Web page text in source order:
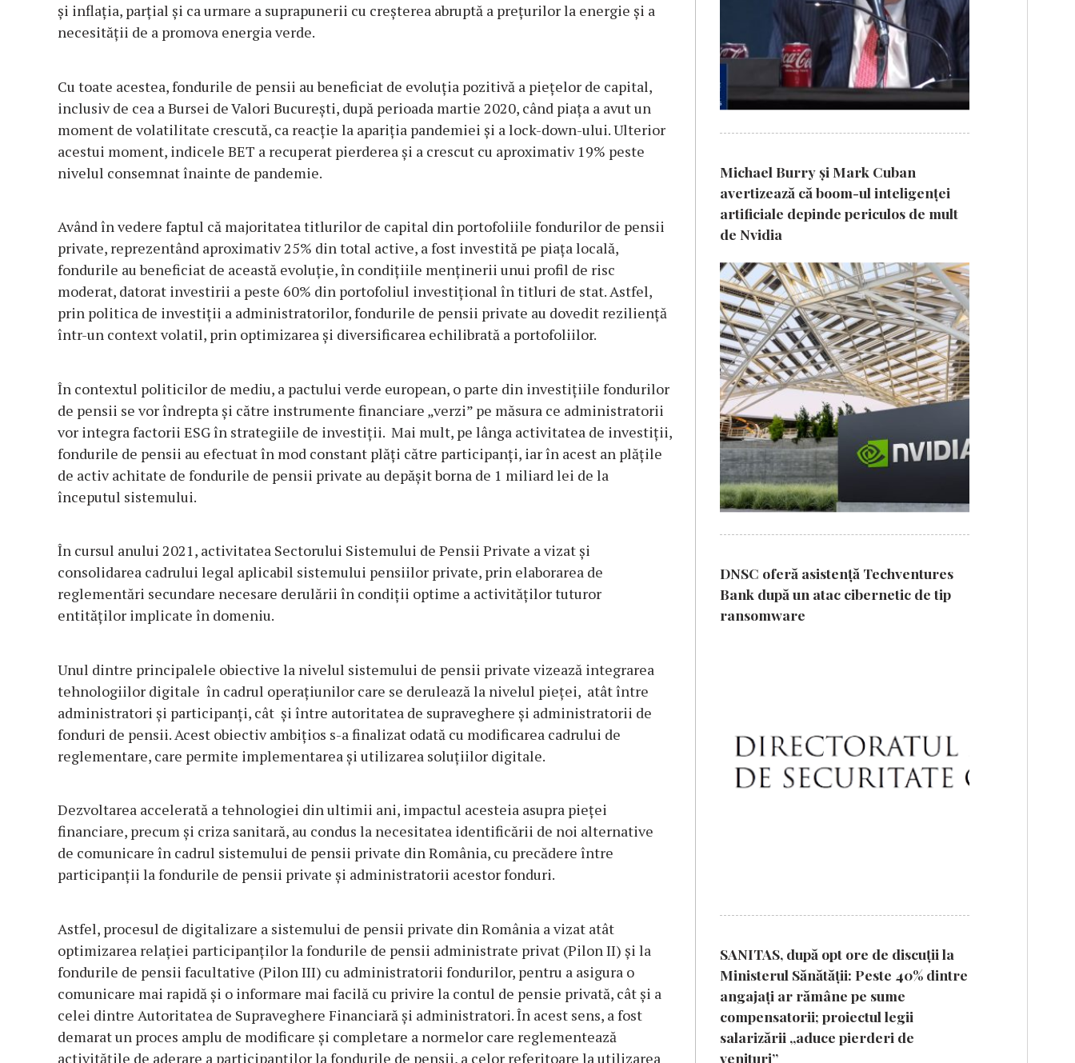
şi inflaţia, parţial şi ca urmare a suprapunerii cu creşterea abruptă a preţurilor la energie şi a
necesităţii de a promova energia verde.
Cu toate acestea, fondurile de pensii au beneficiat de evoluţia pozitivă a pieţelor de capital,
inclusiv de cea a Bursei de Valori Bucureşti, după perioada martie 2020, când piaţa a avut un
moment de volatilitate crescută, ca reacţie la apariţia pandemiei şi a lock-down-ului. Ulterior
acestui moment, indicele BET a recuperat pierderea şi a crescut cu aproximativ 19% peste
nivelul consemnat înainte de pandemie.
Având în vedere faptul că majoritatea titlurilor de capital din portofoliile fondurilor de pensii
private, reprezentând aproximativ 25% din total active, a fost investită pe piaţa locală,
fondurile au beneficiat de această evoluţie, în condiţiile menţinerii unui profil de risc
moderat, datorat investirii a peste 60% din portofoliul investiţional în titluri de stat. Astfel,
prin politica de investiţii a administratorilor, fondurile de pensii private au dovedit rezilienţă
într-un context volatil, prin optimizarea şi diversificarea echilibrată a portofoliilor.
În contextul politicilor de mediu, a pactului verde european, o parte din investiţiile fondurilor
de pensii se vor îndrepta şi către instrumente financiare „verzi” pe măsura ce administratorii
vor integra factorii ESG în strategiile de investiţii. Mai mult, pe lânga activitatea de investiţii,
fondurile de pensii au efectuat în mod constant plăţi către participanţi, iar în acest an plăţile
de activ achitate de fondurile de pensii private au depăşit borna de 1 miliard lei de la
începutul sistemului.
În cursul anului 2021, activitatea Sectorului Sistemului de Pensii Private a vizat şi
consolidarea cadrului legal aplicabil sistemului pensiilor private, prin elaborarea de
reglementări secundare necesare derulării în condiţii optime a activităţilor tuturor
entităţilor implicate în domeniu.
Unul dintre principalele obiective la nivelul sistemului de pensii private vizează integrarea
tehnologiilor digitale în cadrul operaţiunilor care se derulează la nivelul pieţei, atât între
administratori şi participanţi, cât şi între autoritatea de supraveghere şi administratorii de
fonduri de pensii. Acest obiectiv ambiţios s-a finalizat odată cu modificarea cadrului de
reglementare, care permite implementarea şi utilizarea soluţiilor digitale.
Dezvoltarea accelerată a tehnologiei din ultimii ani, impactul acesteia asupra pieţei
financiare, precum şi criza sanitară, au condus la necesitatea identificării de noi alternative
de comunicare în cadrul sistemului de pensii private din România, cu precădere între
participanţii la fondurile de pensii private şi administratorii acestor fonduri.
Astfel, procesul de digitalizare a sistemului de pensii private din România a vizat atât
optimizarea relaţiei participanţilor la fondurile de pensii administrate privat (Pilon II) şi la
fondurile de pensii facultative (Pilon III) cu administratorii fondurilor, pentru a asigura o
comunicare mai rapidă şi o informare mai facilă cu privire la contul de pensie privată, cât şi a
celei dintre Autoritatea de Supraveghere Financiară şi administratori. În acest sens, a fost
demarat un proces amplu de modificare şi completare a normelor care reglementează
activităţile de aderare a participanţilor la fondurile de pensii, a celor referitoare la utilizarea
Michael Burry și Mark Cuban
avertizează că boom-ul inteligenței
artificiale depinde periculos de mult
de Nvidia
DNSC oferă asistență Techventures
Bank după un atac cibernetic de tip
ransomware
SANITAS, după opt ore de discuții la
Ministerul Sănătății: Peste 40% dintre
angajați ar rămâne pe sume
compensatorii; proiectul legii
salarizării „aduce pierderi de
venituri”